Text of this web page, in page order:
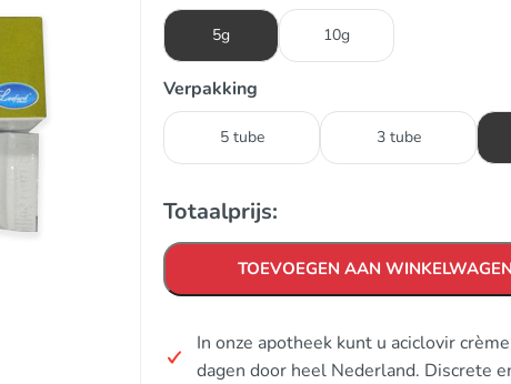
5g 10g
Verpakking
5 tube 3 tube
Totaalprijs:
TOEVOEGEN AAN WINKELWAGEN
In onze apotheek kunt u aciclovir
dagen door heel Nederland. Discrete